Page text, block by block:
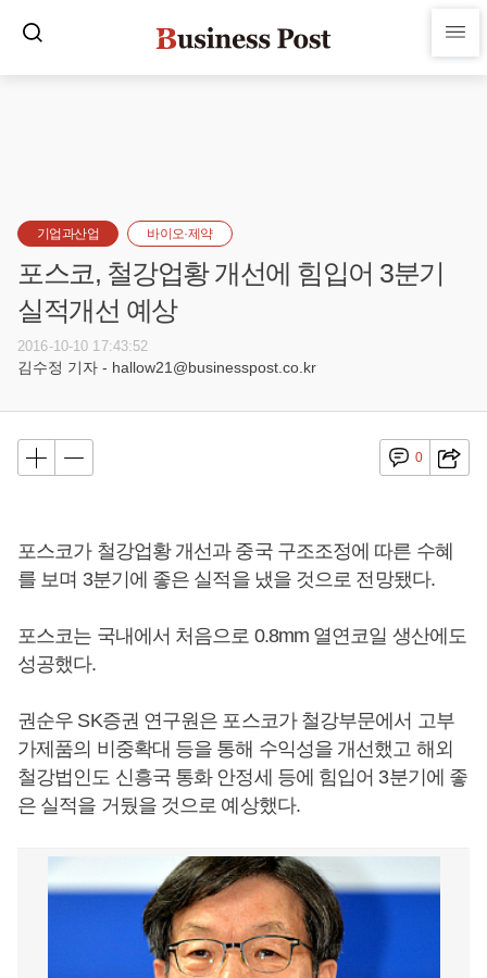
기업과산업 바이오·제약
포스코, 철강업황 개선에 힘입어 3분기
실적개선 예상
2016-10-10 17:43:52
김수정 기자 - hallow21@businesspost.co.kr
0
포스코가 철강업황 개선과 중국 구조조정에 따른 수혜
를 보며 3분기에 좋은 실적을 냈을 것으로 전망됐다.
포스코는 국내에서 처음으로 0.8mm 열연코일 생산에도
성공했다.
권순우 SK증권 연구원은 포스코가 철강부문에서 고부
가제품의 비중확대 등을 통해 수익성을 개선했고 해외
철강법인도 신흥국 통화 안정세 등에 힘입어 3분기에 좋
은 실적을 거뒀을 것으로 예상했다.